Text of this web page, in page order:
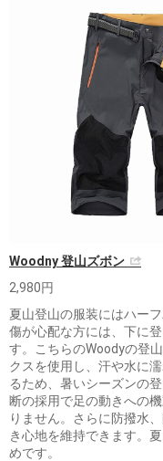
Woodny 登山ズボン
2,980円
夏山登山の服装にはハー
傷が心配な方には、下に
す。こちらのWoodyの登
クスを使用し、汗や水に
るため、暑いシーズンの
断の採用で足の動きへの
りません。さらに防撥水
き心地を維持できます。
めです。